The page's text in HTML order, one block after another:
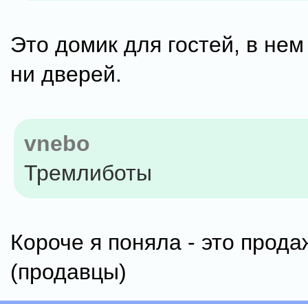
Это домик для гостей, в
ни дверей.
vnebo
Тремлиботы
Короче я поняла - это
(продавцы)